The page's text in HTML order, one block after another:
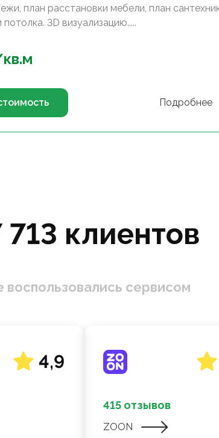
план расстановки мебели, план
3D визуализацию.....
кв.м
Подробнее
713 клиентов
воспользовались сервисом
4,9
415 отзывов
ZOON